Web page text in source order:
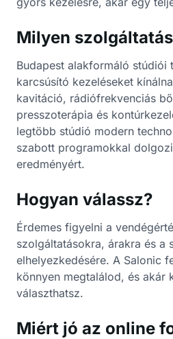
Milyen
Budapest alakformáló stúdiói
karcsúsító kezeléseket
kavitáció, rádiófrekvenciás
presszoterápia és
legtöbb stúdió modern
szabott programokkal
eredményért.
Hogyan válassz?
Érdemes figyelni a
szolgáltatásokra, árakra és a
elhelyezkedésére. A Salonic
könnyen megtalálod, és akár
választhatsz.
Miért jó az online